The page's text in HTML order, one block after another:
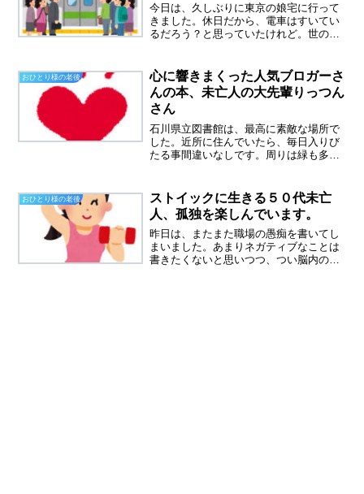
今日は、久しぶりに東京の娘宅に行って
きました。休日だから、電車はすいてい
るだろう？と思っていたけれど。世の中
た。駅で、トイレに行くと、どこのトイ
レも長蛇の列です。どこの...
おひとり様の老後
心に響きまくった人気ブロガーさ
んの本、未亡人の大先輩りっつん
さん
石川県立図書館は、最高に素敵な場所で
した。近所に住んでいたら、毎日入りび
たる事間違いなしです。周りは緑も多く
ていた本を取りに行ってきました。今、
手元にあるのは、９冊くら...
おひとり様の老後
ストイックに生きる５０代未亡
人、孤独を楽しんでいます。
昨日は、またまた職場の愚痴を書いてし
まいました。あまりネガティブなことは
書きたくないと思いつつ、つい脳内のモ